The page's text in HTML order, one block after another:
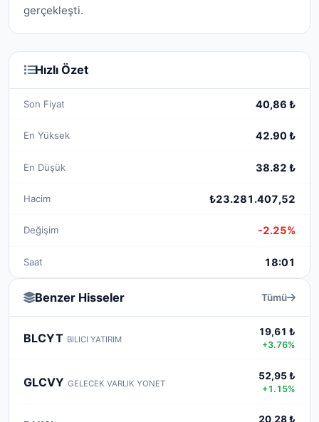
gerçekleşti.
Hızlı Özet
Son Fiyat 40,86 ₺
En Yüksek 42.90 ₺
En Düşük 38.82 ₺
Hacim ₺23.281.407,52
Değişim -2.25%
Saat 18:01
Benzer Hisseler Tümü
BLCYT BILICI YATIRIM
19,61 ₺
+3.76%
GLCVY GELECEK VARLIK YONET
52,95 ₺
+1.15%
20,28 ₺